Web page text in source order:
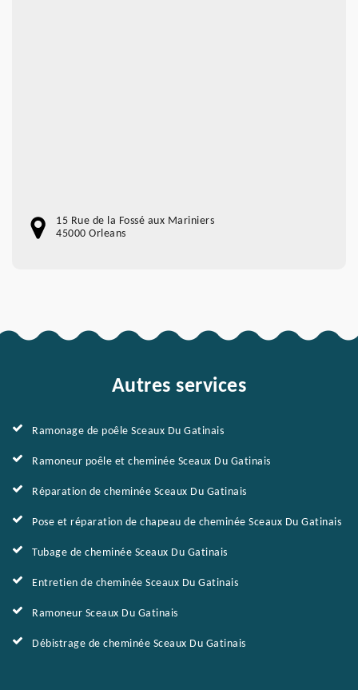
15 Rue de la Fossé aux Mariniers
45000 Orleans
Autres services
Ramonage de poêle Sceaux Du Gatinais
Ramoneur poêle et cheminée Sceaux Du Gatinais
Réparation de cheminée Sceaux Du Gatinais
Pose et réparation de chapeau de cheminée Sceaux Du Gatinais
Tubage de cheminée Sceaux Du Gatinais
Entretien de cheminée Sceaux Du Gatinais
Ramoneur Sceaux Du Gatinais
Débistrage de cheminée Sceaux Du Gatinais